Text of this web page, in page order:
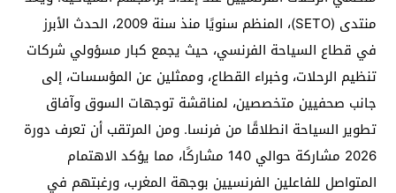
منتدى (SETO)، المنظم سنويًا منذ سنة 2009، الحدث الأبرز
في قطاع السياحة الفرنسي، حيث يجمع كبار مسؤولي شركات
تنظيم الرحلات، وخبراء القطاع، وممثلين عن المؤسسات، إلى
جانب صحفيين متخصصين، لمناقشة توجهات السوق وآفاق
تطوير السياحة انطلاقًا من فرنسا. ومن المرتقب أن تعرف دورة
2026 مشاركة حوالي 140 مشاركًا، مما يؤكد الاهتمام
المتواصل للفاعلين الفرنسيين بوجهة المغرب، ورغبتهم في